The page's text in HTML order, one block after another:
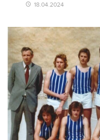
18.04.2024